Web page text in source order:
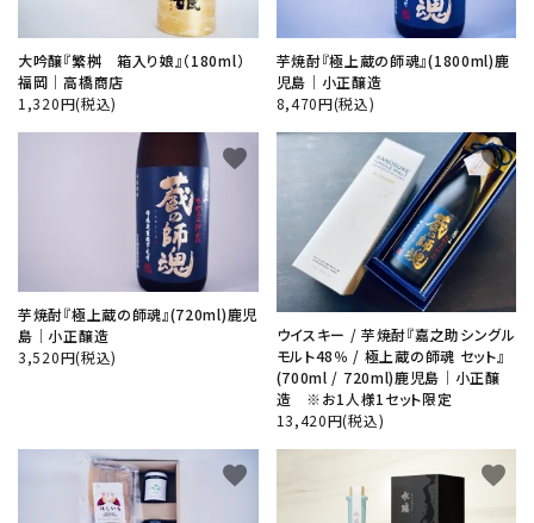
大吟醸『繁桝 箱入り娘』（180ml）
福岡│高橋商店
1,320円(税込)
芋焼酎『極上蔵の師魂』(1800ml)鹿
児島│小正醸造
8,470円(税込)
芋焼酎『極上蔵の師魂』(720ml)鹿児
島│小正醸造
3,520円(税込)
favorite
ウイスキー / 芋焼酎『嘉之助シングル
モルト48％ / 極上蔵の師魂 セット』
(700ml / 720ml)鹿児島│小正醸
造 ※お1人様1セット限定
13,420円(税込)
favorite
favorite favorite